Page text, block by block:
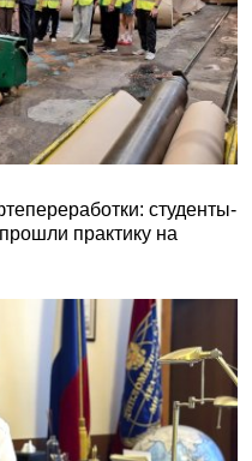
студенты-
практику на